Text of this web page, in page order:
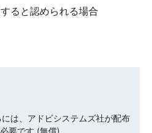
ると認められる場合
は、アドビシステムズ社が配布
要です (無償)。